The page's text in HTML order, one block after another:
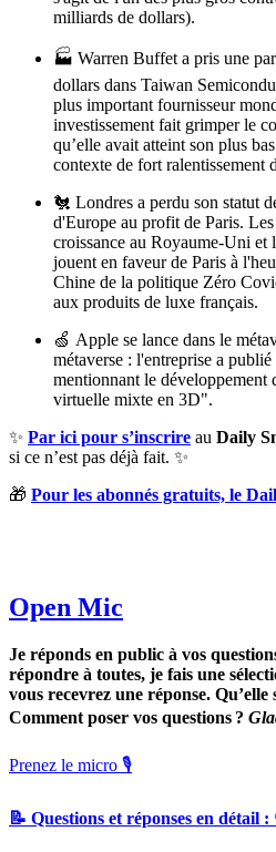
milliards de dollars).
🏭 Warren Buffet a pris une
dollars dans Taiwan
plus important fournisseur
investissement fait grimper le
qu’elle avait atteint son plus
contexte de fort ralentissement
🐔 Londres a perdu son statut
d'Europe au profit de Paris.
croissance au Royaume-Uni et
jouent en faveur de Paris à
Chine de la politique Zéro
aux produits de luxe français.
🍏 Apple se lance dans le
métaverse : l'entreprise a
mentionnant le développement
virtuelle mixte en 3D".
✨ Par ici pour s’inscrire au Daily
si ce n’est pas déjà fait. ✨
🎁 Pour les abonnés gratuits, le
Open Mic
Je réponds en public à vos
répondre à toutes, je fais une
vous recevrez une réponse.
Comment poser vos questions ?
Prenez le micro 🎙
📝 Questions et réponses en détail :